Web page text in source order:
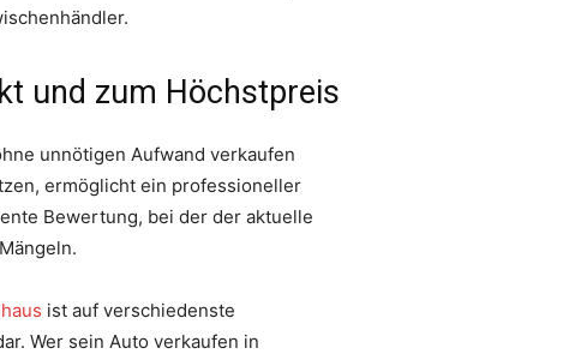
und zum Höchstpreis
unnötigen Aufwand verkaufen
ermöglicht ein professioneller
Bewertung, bei der der aktuelle
ist auf verschiedenste
Wer sein Auto verkaufen in